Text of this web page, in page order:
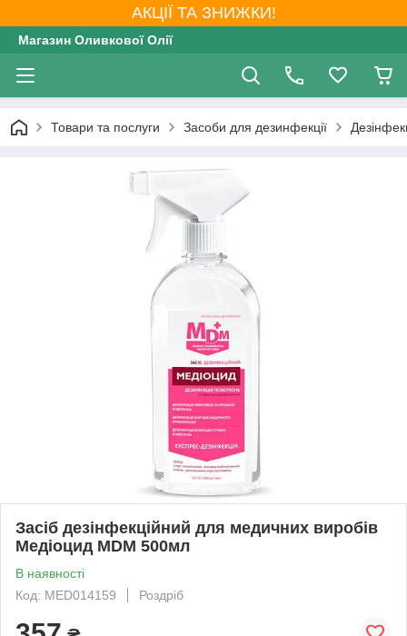
АКЦІЇ ТА ЗНИЖКИ!
Магазин Оливкової Олії
Товари та послуги Засоби для дезинфекції
Засіб дезінфекційний для медичних виробів
Медіоцид MDM 500мл
В наявності
Код: MED014159
Роздріб